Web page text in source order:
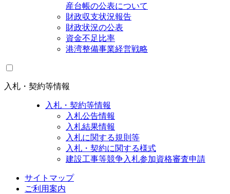
産台帳の公表について
財政収支状況報告
財政状況の公表
資金不足比率
港湾整備事業経営戦略
入札・契約等情報
入札・契約等情報
入札公告情報
入札結果情報
入札に関する規則等
入札・契約に関する様式
建設工事等競争入札参加資格審査申請
サイトマップ
ご利用案内